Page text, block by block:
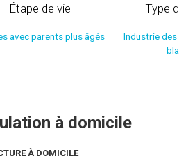
Étape de vie
avec parents plus âgés
Type
Industrie
à domicile
À DOMICILE